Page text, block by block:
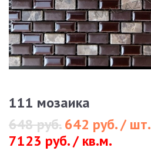
111 мозаика
648 руб.642 руб. / шт.
7123 руб. / кв.м.